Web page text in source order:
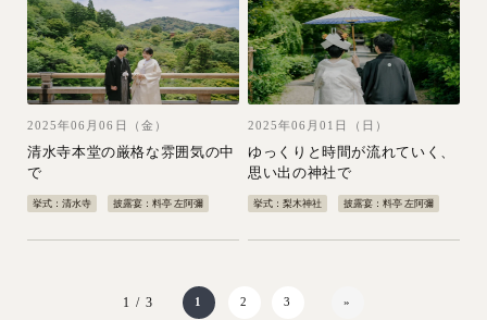
2025年06月06日（金）
清水寺本堂の厳格な雰囲気の中
で
挙式：清水寺 披露宴：料亭 左阿彌
2025年06月01日（日）
ゆっくりと時間が流れていく、
思い出の神社で
挙式：梨木神社 披露宴：料亭 左阿彌
1 / 3 1 2 3 »